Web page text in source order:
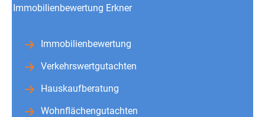
Immobilienbewertung Erkner
Immobilienbewertung
Verkehrswertgutachten
Hauskaufberatung
Wohnflächengutachten